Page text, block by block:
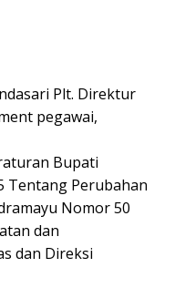
Plt. Direktur
pegawai,
Bupati
Tentang Perubahan
Nomor 50
dan
dan Direksi